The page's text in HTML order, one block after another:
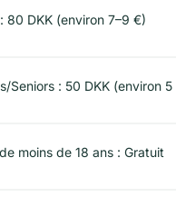
80 DKK (environ 7–9 €)
Seniors : 50 DKK (environ 5
moins de 18 ans : Gratuit